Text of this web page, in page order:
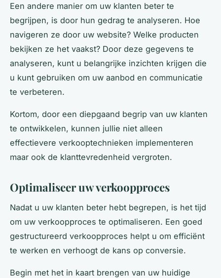
Een andere manier om uw klanten beter te
begrijpen, is door hun gedrag te analyseren. Hoe
navigeren ze door uw website? Welke producten
bekijken ze het vaakst? Door deze gegevens te
analyseren, kunt u belangrijke inzichten krijgen die
u kunt gebruiken om uw aanbod en communicatie
te verbeteren.
Kortom, door een diepgaand begrip van uw klanten
te ontwikkelen, kunnen jullie niet alleen
effectievere verkooptechnieken implementeren
maar ook de klanttevredenheid vergroten.
Optimaliseer uw verkoopproces
Nadat u uw klanten beter hebt begrepen, is het tijd
om uw verkoopproces te optimaliseren. Een goed
gestructureerd verkoopproces helpt u om efficiënt
te werken en verhoogt de kans op conversie.
Begin met het in kaart brengen van uw huidige